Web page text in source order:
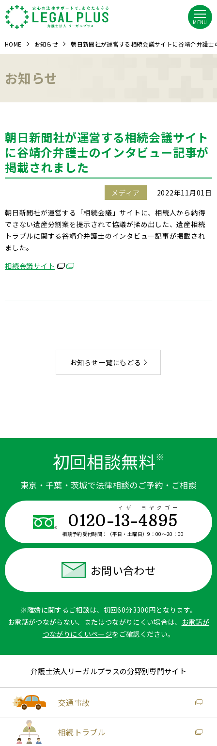
MENU
HOME お知らせ 朝日新聞社が運営する相続会議サイトに谷靖介弁護
お知らせ
朝日新聞社が運営する相続会議サイト
に谷靖介弁護士のインタビュー記事が
掲載されました
メディア 2022年11月01日
朝日新聞社が運営する「相続会議」サイトに、相続人から納得
できない遺産分割案を提示されて協議が揉め出した、遺産相続
トラブルに関する谷靖介弁護士のインタビュー記事が掲載され
ました。
相続会議サイト
お知らせ一覧にもどる
初回相談無料※
東京・千葉・茨城で法律相談のご予約・ご相談
0120-13-4895
イザ ヨヤクゴー
相談予約受付時間： （平日・土曜日）9：00〜20：00
お問い合わせ
※離婚に関するご相談は、初回60分3300円となります。
お電話がつながらない、またはつながりにくい場合は、 お電話が
つながりにくいページをご確認ください。
弁護士法人リーガルプラスの分野別専門サイト
交通事故
相続トラブル